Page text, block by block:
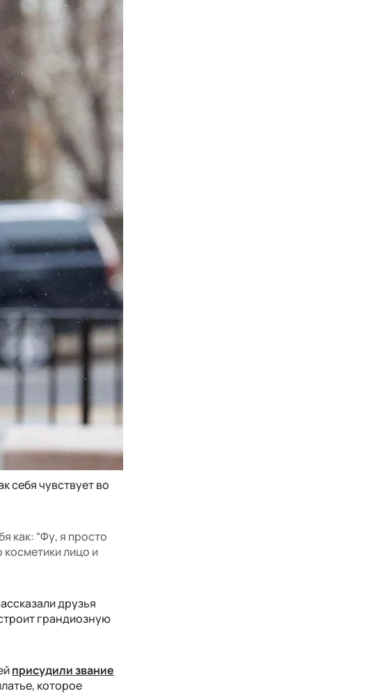
себя чувствует во
как: “Фу, я просто
лицо и
друзья
грандиозную
присудили звание
которое